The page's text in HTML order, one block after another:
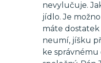
nevylučuje.
jídlo. Je
máte
neumí, jíšku
ke